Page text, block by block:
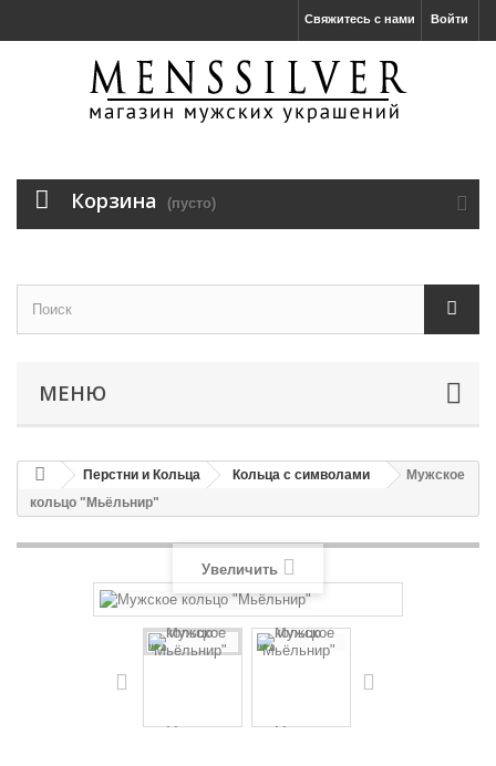
Войти
Свяжитесь с нами
Корзина (пусто)
МЕНЮ
Перстни и Кольца Кольца с символами
Мужское
кольцо "Мьёльнир"
Увеличить